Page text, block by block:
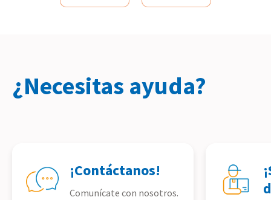
¿Necesitas ayuda?
¡Contáctanos!
Comunícate con nosotros.